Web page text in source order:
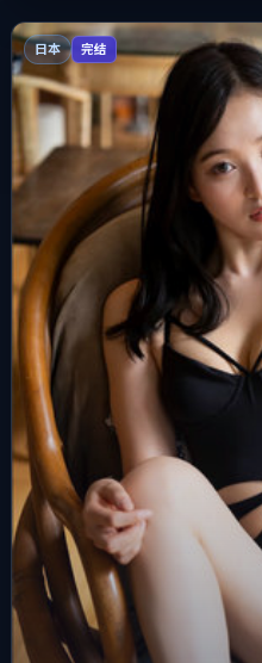
日本 完结